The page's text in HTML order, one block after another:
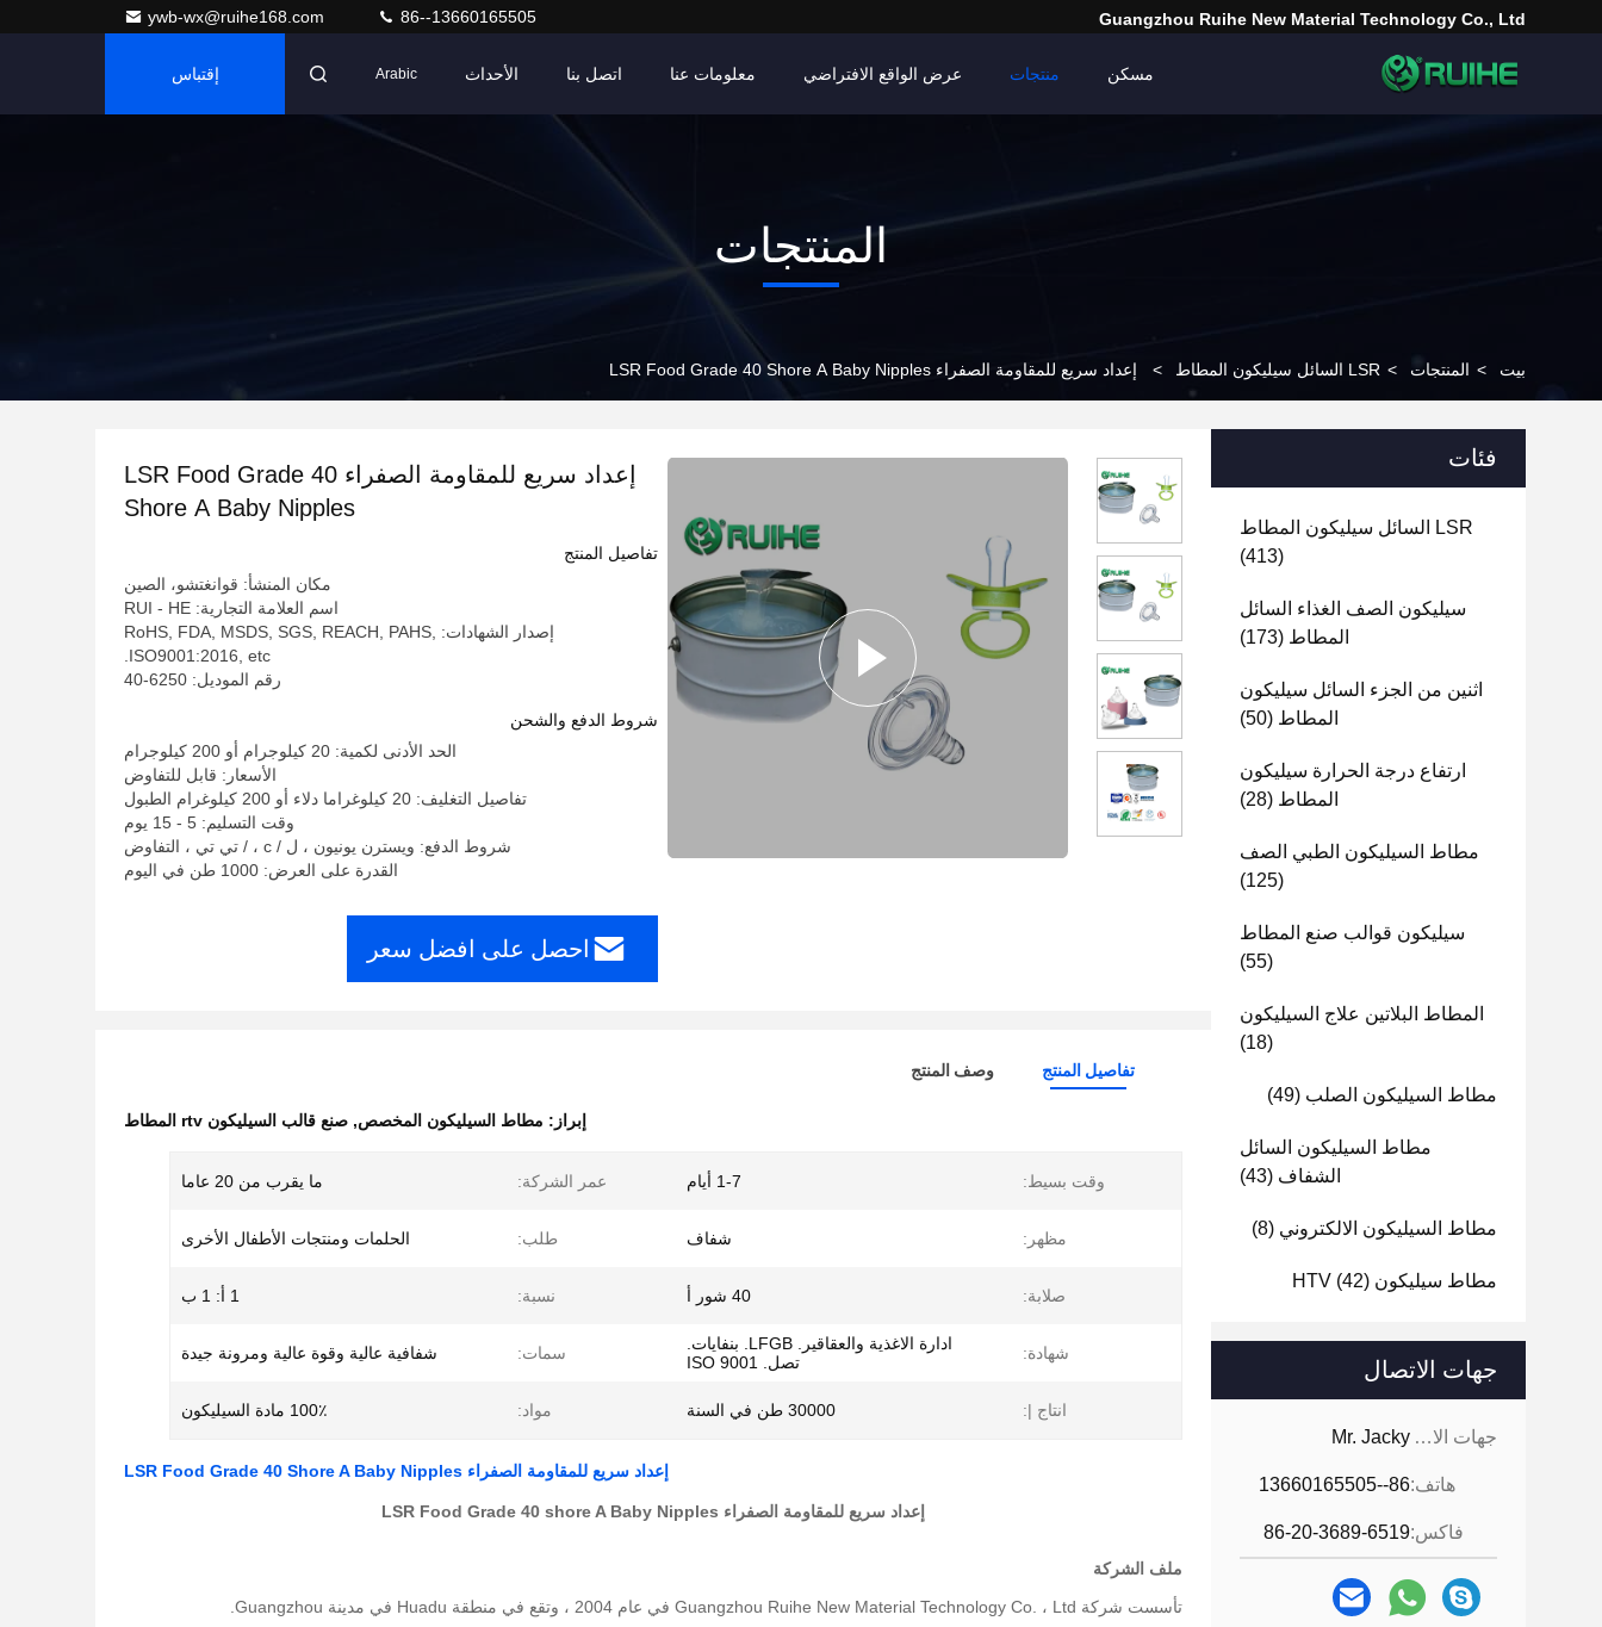
Guangzhou Ruihe New Material Technology Co., Ltd
ywb-wx@ruihe168.com 86--13660165505
مسكن منتجات عرض الواقع الافتراضي معلومات عنا اتصل بنا الأحداث Arabic إقتباس
المنتجات
بيت > المنتجات > LSR السائل سيليكون المطاط > إعداد سريع للمقاومة الصفراء LSR Food Grade 40 Shore A Baby Nipples
فئات
LSR السائل سيليكون المطاط
(413)
سيليكون الصف الغذاء السائل
المطاط (173)
اثنين من الجزء السائل سيليكون
المطاط (50)
ارتفاع درجة الحرارة سيليكون
المطاط (28)
مطاط السيليكون الطبي الصف
(125)
سيليكون قوالب صنع المطاط
(55)
المطاط البلاتين علاج السيليكون
(18)
مطاط السيليكون الصلب (49)
مطاط السيليكون السائل
الشفاف (43)
مطاط السيليكون الالكتروني (8)
مطاط سيليكون HTV (42)
جهات الاتصال
جهات الاتصال: Mr. Jacky
هاتف:86--13660165505
فاكس:86-20-3689-6519
إعداد سريع للمقاومة الصفراء LSR Food Grade 40
Shore A Baby Nipples
تفاصيل المنتج
مكان المنشأ: قوانغتشو، الصين
اسم العلامة التجارية: RUI - HE
إصدار الشهادات: RoHS, FDA, MSDS, SGS, REACH, PAHS,
ISO9001:2016, etc.
رقم الموديل: 6250-40
شروط الدفع والشحن
الحد الأدنى لكمية: 20 كيلوجرام أو 200 كيلوجرام
الأسعار: قابل للتفاوض
تفاصيل التغليف: 20 كيلوغراما دلاء أو 200 كيلوغرام الطبول
وقت التسليم: 5 - 15 يوم
شروط الدفع: ويسترن يونيون ، ل / c ، / تي تي ، التفاوض
القدرة على العرض: 1000 طن في اليوم
احصل على افضل سعر
تفاصيل المنتج وصف المنتج
إبراز: مطاط السيليكون المخصص, صنع قالب السيليكون rtv المطاط
وقت بسيط: 1-7 أيام عمر الشركة: ما يقرب من 20 عاما
مظهر: شفاف طلب: الحلمات ومنتجات الأطفال الأخرى
صلابة: 40 شور أ نسبة: 1 أ: 1 ب
شهادة:
ادارة الاغذية والعقاقير. LFGB. بنفايات.
تصل. ISO 9001
سمات: شفافية عالية وقوة عالية ومرونة جيدة
انتاج |: 30000 طن في السنة مواد: 100٪ مادة السيليكون
إعداد سريع للمقاومة الصفراء LSR Food Grade 40 Shore A Baby Nipples
إعداد سريع للمقاومة الصفراء LSR Food Grade 40 shore A Baby Nipples
ملف الشركة
تأسست شركة Guangzhou Ruihe New Material Technology Co. ، Ltd في عام 2004 ، وتقع في منطقة Huadu في مدينة Guangzhou.